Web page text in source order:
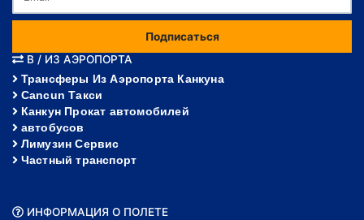
Подписаться
В / ИЗ АЭРОПОРТА
Трансферы Из Аэропорта Канкуна
Cancun Такси
Канкун Прокат автомобилей
автобусов
Лимузин Сервис
Частный транспорт
ИНФОРМАЦИЯ О ПОЛЕТЕ